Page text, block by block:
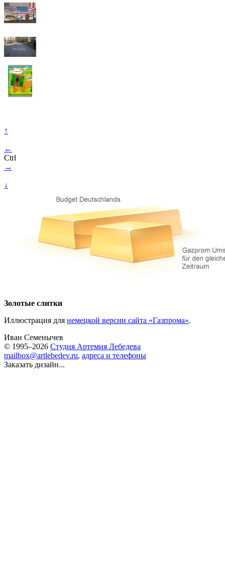
↑
←
Ctrl
→
↓
Золотые слитки
Иллюстрация для немецкой версии сайта «Газпрома».
Иван Семенычев
© 1995–2026 Студия Артемия Лебедева
mailbox@artlebedev.ru, адреса и телефоны
Заказать дизайн...